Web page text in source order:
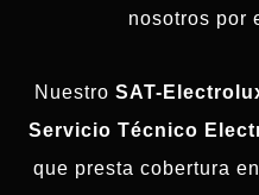
nosotros por
Nuestro SAT-
Servicio Técnico
que presta cobertura